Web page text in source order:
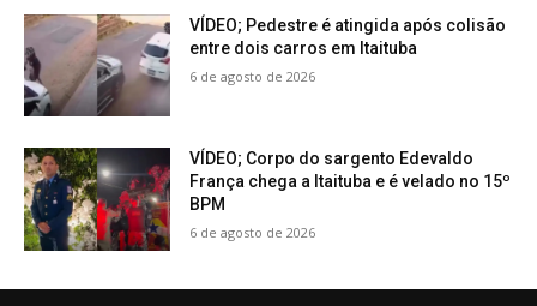
VÍDEO; Pedestre é atingida após colisão
entre dois carros em Itaituba
6 de agosto de 2026
VÍDEO; Corpo do sargento Edevaldo
França chega a Itaituba e é velado no 15º
BPM
6 de agosto de 2026